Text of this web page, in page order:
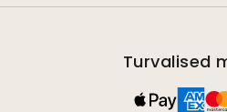
Turvalised